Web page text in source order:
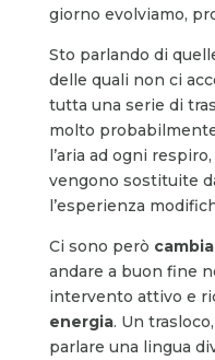
giorno evolviamo,
Sto parlando di
delle quali non ci
tutta una serie di
molto
l’aria ad ogni
vengono sostituite
l’esperienza
Ci sono però
andare a buon fine
intervento attivo e
energia. Un
parlare una lingua